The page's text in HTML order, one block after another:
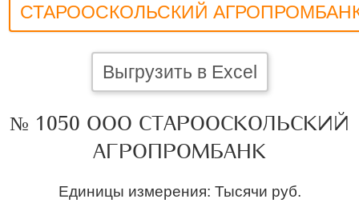
СТАРООСКОЛЬСКИЙ
Выгрузить в Excel
№ 1050 ООО СТАРООСКОЛЬСКИЙ
АГРОПРОМБАНК
Единицы измерения: Тысячи руб.